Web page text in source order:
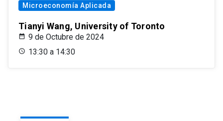
Microeconomía Aplicada
Tianyi Wang, University of Toronto
9 de Octubre de 2024
13:30 a 14:30